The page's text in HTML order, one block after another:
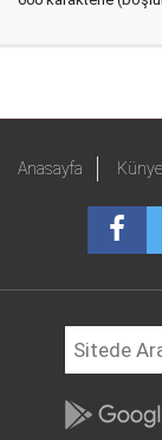
Anasayfa Künye